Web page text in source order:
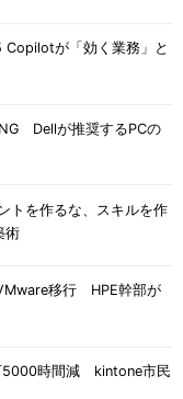
が「効く業務」と
Dellが推奨するPCの
トを作るな、スキルを作
術
移行 HPE幹部が
5000時間減 kintone市民